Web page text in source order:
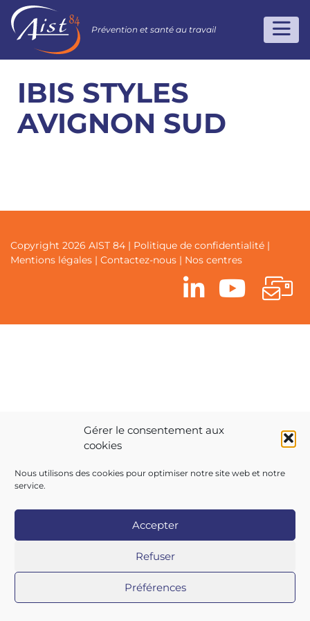
Gérer le consentement aux
cookies
Nous utilisons des cookies pour optimiser notre site web et notre
service.
Accepter
Refuser
Préférences
Prévention et santé au travail
IBIS STYLES
AVIGNON SUD
Copyright 2026 AIST 84 | Politique de confidentialité |
Mentions légales | Contactez-nous | Nos centres